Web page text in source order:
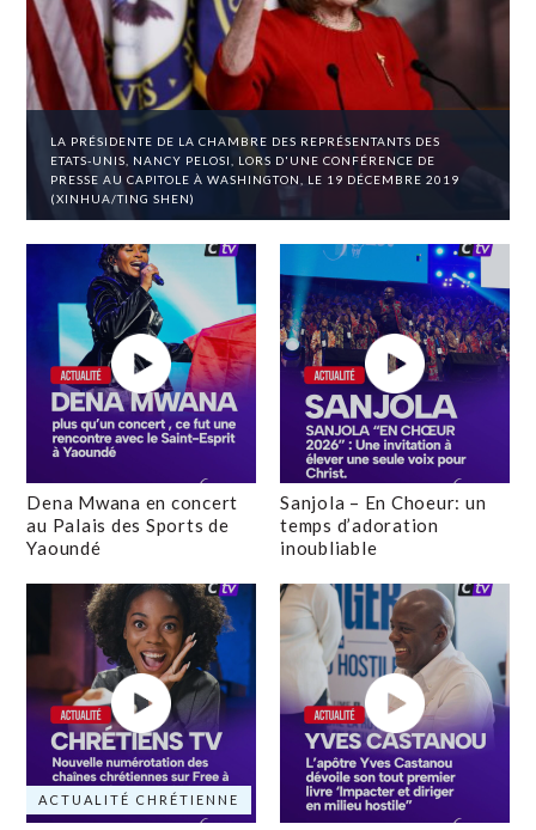
LA PRÉSIDENTE DE LA CHAMBRE DES REPRÉSENTANTS DES
ETATS-UNIS, NANCY PELOSI, LORS D'UNE CONFÉRENCE DE
PRESSE AU CAPITOLE À WASHINGTON, LE 19 DÉCEMBRE 2019
(XINHUA/TING SHEN)
Dena Mwana en concert
au Palais des Sports de
Yaoundé
Sanjola – En Choeur: un
temps d’adoration
inoubliable
ACTUALITÉ CHRÉTIENNE